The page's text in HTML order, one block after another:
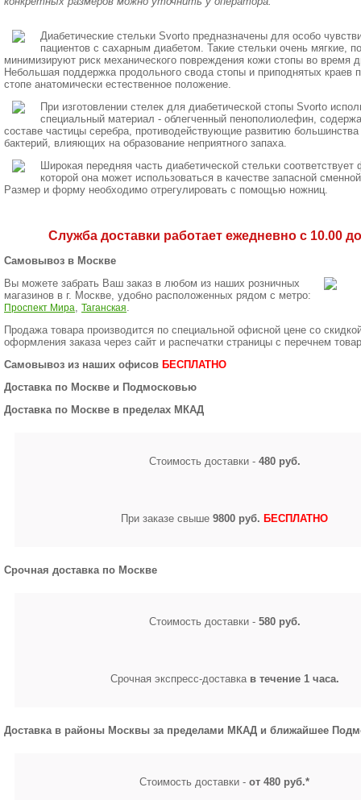
Диабетические стельки Svorto предназначены для особо
пациентов с сахарным диабетом. Такие стельки очень мягкие,
минимизируют риск механического повреждения кожи стопы во время
Небольшая поддержка продольного свода стопы и приподнятых краев
стопе анатомически естественное положение.
При изготовлении стелек для диабетической стопы Svorto
специальный материал - облегченный пенополиолефин,
составе частицы серебра, противодействующие развитию большинства
бактерий, влияющих на образование неприятного запаха.
Широкая передняя часть диабетической стельки
которой она может использоваться в качестве запасной
Размер и форму необходимо отрегулировать с помощью ножниц.
Служба доставки работает ежедневно с 10.00
Самовывоз в Москве
Вы можете забрать Ваш заказ в любом из наших розничных
магазинов в г. Москве, удобно расположенных рядом с метро:
Проспект Мира Таганская
Продажа товара производится по специальной офисной цене со
оформления заказа через сайт и распечатки страницы с перечнем
Самовывоз из наших офисов БЕСПЛАТНО
Доставка по Москве и Подмосковью
Доставка по Москве в пределах МКАД
Стоимость доставки - 480 руб.
При заказе свыше 9800 руб. БЕСПЛАТНО
Срочная доставка по Москве
Стоимость доставки - 580 руб.
Срочная экспресс-доставка в течение 1 часа.
Доставка в районы Москвы за пределами МКАД и ближайшее
Стоимость доставки - от 480 руб.*